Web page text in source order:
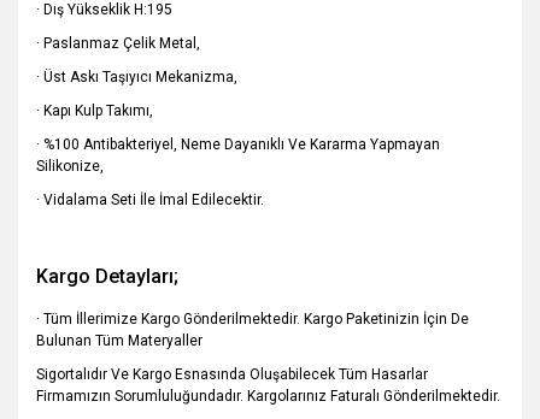
· Dış Yükseklik H:195
· Paslanmaz Çelik Metal,
· Üst Askı Taşıyıcı Mekanizma,
· Kapı Kulp Takımı,
· %100 Antibakteriyel, Neme Dayanıklı Ve Kararma Yapmayan
Silikonize,
· Vidalama Seti İle İmal Edilecektir.
Kargo Detayları;
· Tüm İllerimize Kargo Gönderilmektedir. Kargo Paketinizin İçin De
Bulunan Tüm Materyaller
Sigortalıdır Ve Kargo Esnasında Oluşabilecek Tüm Hasarlar
Firmamızın Sorumluluğundadır. Kargolarınız Faturalı Gönderilmektedir.